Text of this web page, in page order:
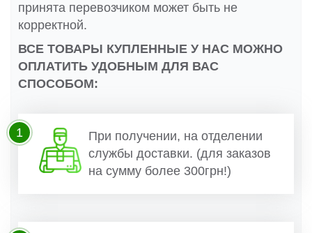
принята перевозчиком может быть не
корректной.
ВСЕ ТОВАРЫ КУПЛЕННЫЕ У НАС МОЖНО
ОПЛАТИТЬ УДОБНЫМ ДЛЯ ВАС
СПОСОБОМ:
При получении, на отделении
службы доставки. (для заказов
на сумму более 300грн!)
1